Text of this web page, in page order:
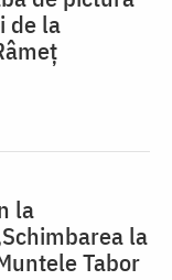
de la
la
la
Tabor